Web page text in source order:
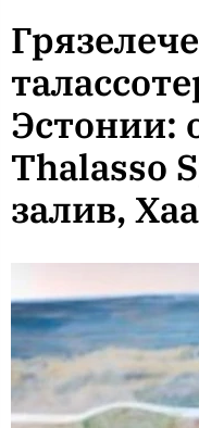
Эстонии:
Thalasso
залив,